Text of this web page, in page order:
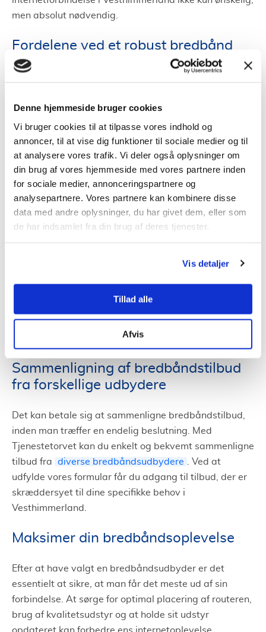
Denne hjemmeside bruger cookies
Vi bruger cookies til at tilpasse vores indhold og
annoncer, til at vise dig funktioner til sociale medier og til
at analysere vores trafik. Vi deler også oplysninger om
din brug af vores hjemmeside med vores partnere inden
for sociale medier, annonceringspartnere og
analysepartnere. Vores partnere kan kombinere disse
data med andre oplysninger, du har givet dem, eller som
de har indsamlet fra din brug af deres tjenester.
Vis detaljer
Tillad alle
Afvis
men absolut nødvendig.
Fordelene ved et robust bredbånd
Med en pålidelig bredbåndsforbindelse kan man
om det er streaming af film, deltagelse i
videokonferencer eller online spil, giver en kraftfuld
forbindelse en smidig oplevelse. For virksomheder kan
dette betyde mere effektivitet og bedre forbindelser
med kunder og partnere.
Valget af det bedste bredbånd i
Vesthimmerland
markedet og finde det tilbud, der bedst passer til dine
Sammenligning af bredbåndstilbud
fra forskellige udbydere
Det kan betale sig at sammenligne bredbåndstilbud,
inden man træffer en endelig beslutning. Med
Tjenestetorvet kan du enkelt og bekvemt sammenligne
tilbud fra
diverse bredbåndsudbydere
. Ved at
udfylde vores formular får du adgang til tilbud, der er
skræddersyet til dine specifikke behov i
Vesthimmerland.
Maksimer din bredbåndsoplevelse
Efter at have valgt en bredbåndsudbyder er det
essentielt at sikre, at man får det meste ud af sin
forbindelse. At sørge for optimal placering af routeren,
brug af kvalitetsudstyr og at holde sit udstyr